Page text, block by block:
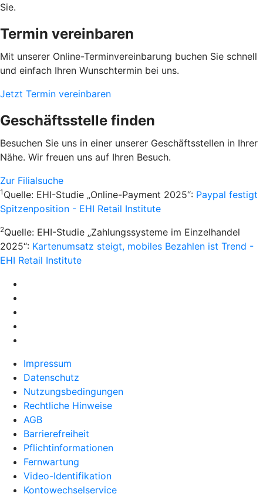
Sie.
Termin vereinbaren
Mit unserer Online-Terminvereinbarung buchen Sie schnell
und einfach Ihren Wunschtermin bei uns.
Jetzt Termin vereinbaren
Geschäftsstelle finden
Besuchen Sie uns in einer unserer Geschäftsstellen in Ihrer
Nähe. Wir freuen uns auf Ihren Besuch.
Zur Filialsuche
1 Quelle: EHI-Studie „Online-Payment 2025“: Paypal festigt
Spitzenposition - EHI Retail Institute
2Quelle: EHI-Studie „Zahlungssysteme im Einzelhandel
2025“: Kartenumsatz steigt, mobiles Bezahlen ist Trend -
EHI Retail Institute
Impressum
Datenschutz
Nutzungsbedingungen
Rechtliche Hinweise
AGB
Barrierefreiheit
Pflichtinformationen
Fernwartung
Video-Identifikation
Kontowechselservice